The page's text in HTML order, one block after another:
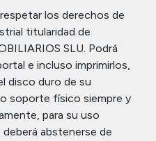
los derechos de
titularidad de
SLU. Podrá
e incluso imprimirlos,
disco duro de su
soporte físico siempre y
para su uso
deberá abstenerse de